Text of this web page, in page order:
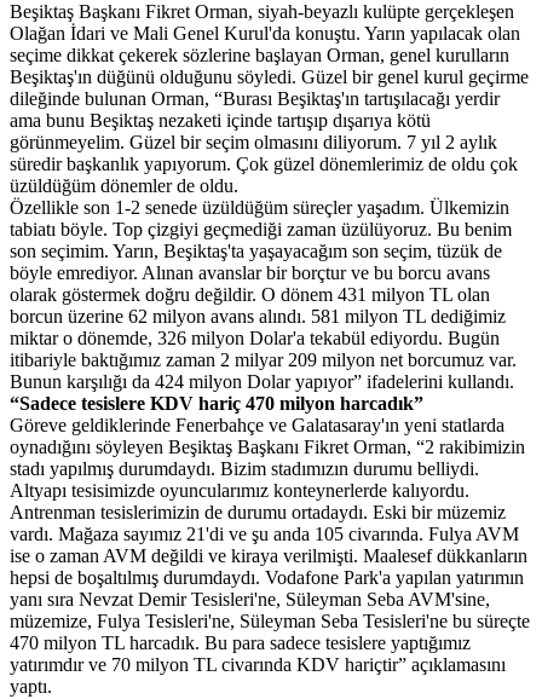
Beşiktaş Başkanı Fikret Orman, siyah-beyazlı kulüpte gerçekleşen
Olağan İdari ve Mali Genel Kurul'da konuştu. Yarın yapılacak olan
seçime dikkat çekerek sözlerine başlayan Orman, genel kurulların
Beşiktaş'ın düğünü olduğunu söyledi. Güzel bir genel kurul geçirme
dileğinde bulunan Orman, “Burası Beşiktaş'ın tartışılacağı yerdir
ama bunu Beşiktaş nezaketi içinde tartışıp dışarıya kötü
görünmeyelim. Güzel bir seçim olmasını diliyorum. 7 yıl 2 aylık
süredir başkanlık yapıyorum. Çok güzel dönemlerimiz de oldu çok
üzüldüğüm dönemler de oldu.
Özellikle son 1-2 senede üzüldüğüm süreçler yaşadım. Ülkemizin
tabiatı böyle. Top çizgiyi geçmediği zaman üzülüyoruz. Bu benim
son seçimim. Yarın, Beşiktaş'ta yaşayacağım son seçim, tüzük de
böyle emrediyor. Alınan avanslar bir borçtur ve bu borcu avans
olarak göstermek doğru değildir. O dönem 431 milyon TL olan
borcun üzerine 62 milyon avans alındı. 581 milyon TL dediğimiz
miktar o dönemde, 326 milyon Dolar'a tekabül ediyordu. Bugün
itibariyle baktığımız zaman 2 milyar 209 milyon net borcumuz var.
Bunun karşılığı da 424 milyon Dolar yapıyor” ifadelerini kullandı.
“Sadece tesislere KDV hariç 470 milyon harcadık”
Göreve geldiklerinde Fenerbahçe ve Galatasaray'ın yeni statlarda
oynadığını söyleyen Beşiktaş Başkanı Fikret Orman, “2 rakibimizin
stadı yapılmış durumdaydı. Bizim stadımızın durumu belliydi.
Altyapı tesisimizde oyuncularımız konteynerlerde kalıyordu.
Antrenman tesislerimizin de durumu ortadaydı. Eski bir müzemiz
vardı. Mağaza sayımız 21'di ve şu anda 105 civarında. Fulya AVM
ise o zaman AVM değildi ve kiraya verilmişti. Maalesef dükkanların
hepsi de boşaltılmış durumdaydı. Vodafone Park'a yapılan yatırımın
yanı sıra Nevzat Demir Tesisleri'ne, Süleyman Seba AVM'sine,
müzemize, Fulya Tesisleri'ne, Süleyman Seba Tesisleri'ne bu süreçte
470 milyon TL harcadık. Bu para sadece tesislere yaptığımız
yatırımdır ve 70 milyon TL civarında KDV hariçtir” açıklamasını
yaptı.